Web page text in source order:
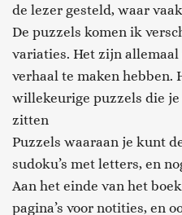
de lezer gesteld, waar
De puzzels komen ik
variaties. Het zijn
verhaal te maken hebben.
willekeurige puzzels die
zitten
Puzzels waaraan je kunt
sudoku’s met letters, en
Aan het einde van het
pagina’s voor notities, en